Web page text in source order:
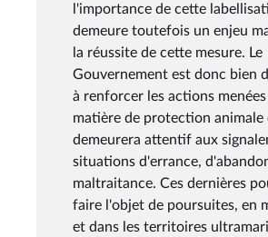
l'importance de cette
demeure toutefois un enjeu
la réussite de cette mesure. Le
Gouvernement est donc bien
à renforcer les actions menées
matière de protection animale
demeurera attentif aux
situations d'errance,
maltraitance. Ces dernières
faire l'objet de poursuites, en
et dans les territoires